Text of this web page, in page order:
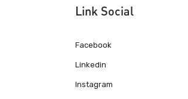
Link Social
Facebook
Linkedin
Instagram